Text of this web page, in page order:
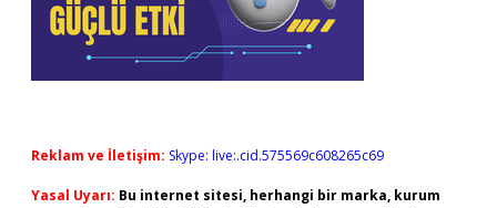
Reklam ve İletişim: Skype: live:.cid.575569c608265c69
Yasal Uyarı: Bu internet sitesi, herhangi bir marka, kurum